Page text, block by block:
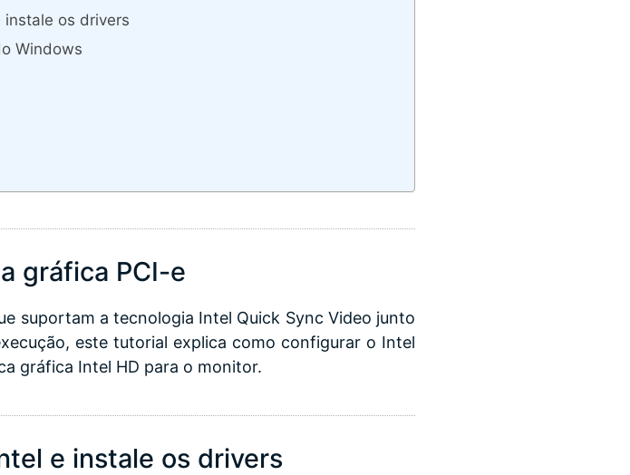
os drivers
Windows
gráfica PCI-e
suportam a tecnologia Intel Quick Sync Video junto
este tutorial explica como configurar o Intel
gráfica Intel HD para o monitor.
e instale os drivers